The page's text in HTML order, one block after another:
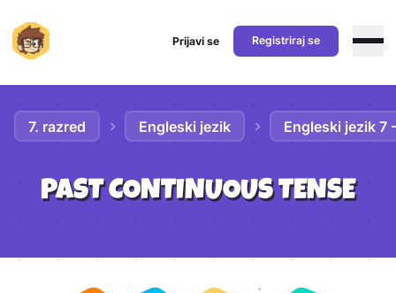
Prijavi se Registriraj se
7. razred Engleski jezik Engleski jezik 7
PAST CONTINUOUS TENSE